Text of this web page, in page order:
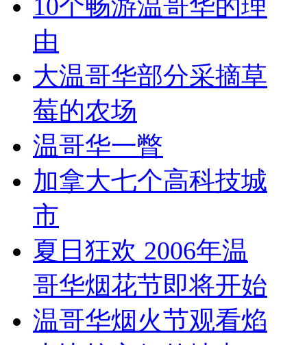
10个畅游温哥华的理
由
大温哥华部分采摘草
莓的农场
温哥华一瞥
加拿大七个高科技城
市
夏日狂欢 2006年温
哥华烟花节即将开始
温哥华烟火节观看焰